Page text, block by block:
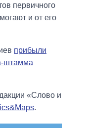
первичного
и от его
прибыли
штамма
«Слово и
.